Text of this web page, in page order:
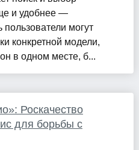
и удобнее —
пользователи могут
конкретной модели,
в одном месте, б...
Роскачество
для борьбы с